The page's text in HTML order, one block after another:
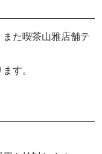
た喫茶山雅店舗テ
す。